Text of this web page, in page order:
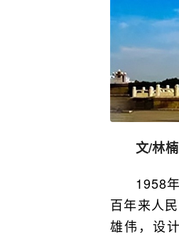
文/林楠
1958
百年来人
雄伟，设